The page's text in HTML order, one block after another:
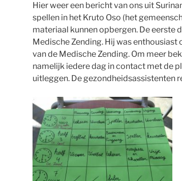
Hier weer een bericht van ons uit
spellen in het Kruto Oso (het
materiaal kunnen opbergen. De eerste
Medische Zending. Hij was
van de Medische Zending. Om meer
namelijk iedere dag in contact met de
uitleggen. De gezondheidsassistenten